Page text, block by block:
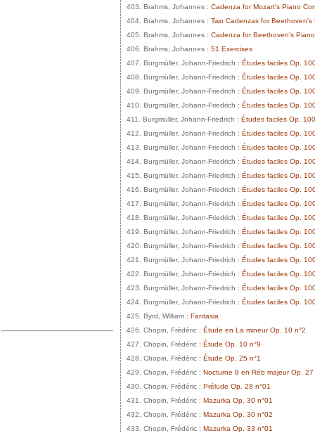
403. Brahms, Johannes : Cadenza for Mozart's Piano
404. Brahms, Johannes : Two Cadenzas for
405. Brahms, Johannes : Cadenza for Beethoven's
406. Brahms, Johannes : 51 Exercises
407. Burgmüller, Johann-Friedrich : Études faciles Op.
408. Burgmüller, Johann-Friedrich : Études faciles Op.
409. Burgmüller, Johann-Friedrich : Études faciles Op.
410. Burgmüller, Johann-Friedrich : Études faciles Op.
411. Burgmüller, Johann-Friedrich : Études faciles Op.
412. Burgmüller, Johann-Friedrich : Études faciles Op.
413. Burgmüller, Johann-Friedrich : Études faciles Op.
414. Burgmüller, Johann-Friedrich : Études faciles Op.
415. Burgmüller, Johann-Friedrich : Études faciles Op.
416. Burgmüller, Johann-Friedrich : Études faciles Op.
417. Burgmüller, Johann-Friedrich : Études faciles Op.
418. Burgmüller, Johann-Friedrich : Études faciles Op.
419. Burgmüller, Johann-Friedrich : Études faciles Op.
420. Burgmüller, Johann-Friedrich : Études faciles Op.
421. Burgmüller, Johann-Friedrich : Études faciles Op.
422. Burgmüller, Johann-Friedrich : Études faciles Op.
423. Burgmüller, Johann-Friedrich : Études faciles Op.
424. Burgmüller, Johann-Friedrich : Études faciles Op.
425. Byrd, William : Fantasia
426. Chopin, Frédéric : Étude en La mineur Op. 10 n°2
427. Chopin, Frédéric : Étude Op. 10 n°9
428. Chopin, Frédéric : Étude Op. 25 n°1
429. Chopin, Frédéric : Nocturne 8 en Réb majeur Op. 27
430. Chopin, Frédéric : Prélude Op. 28 n°01
431. Chopin, Frédéric : Mazurka Op. 30 n°01
432. Chopin, Frédéric : Mazurka Op. 30 n°02
433. Chopin, Frédéric : Mazurka Op. 33 n°01